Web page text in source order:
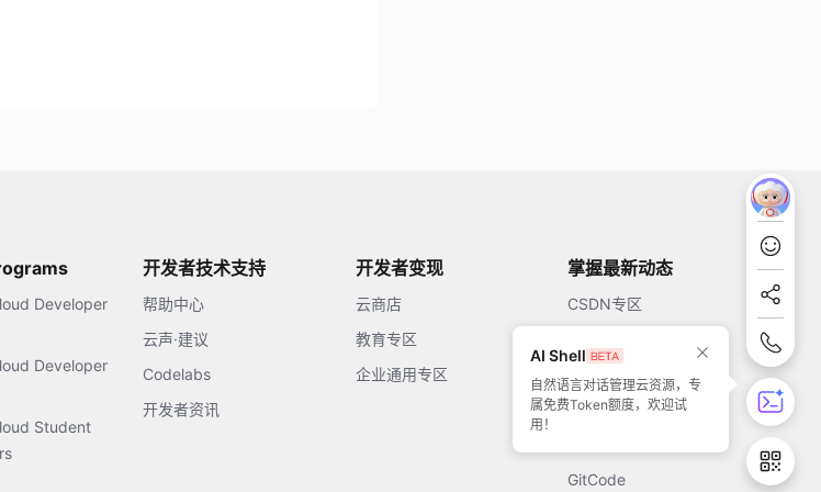
AI Shell
自然语言对话管理云资源，专
属免费Token额度，欢迎试
用！
Developer
Developer
Student
开发者技术支持
帮助中心
云声·建议
Codelabs
开发者资讯
开发者变现
云商店
教育专区
企业通用专区
掌握最新动态
CSDN专区
开源中国
51CTO
GitCode